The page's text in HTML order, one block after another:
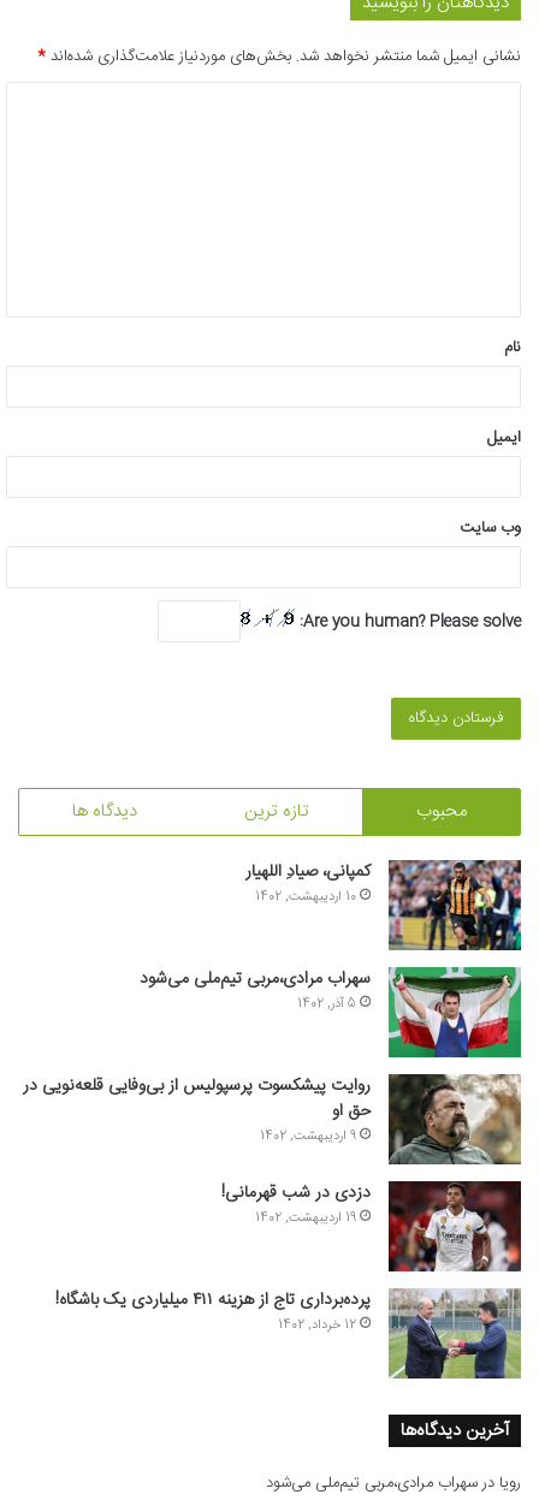
نشانی ایمیل شما منتشر نخواهد شد. بخش‌های موردنیاز علامت‌گذاری شده‌اند*
*
نام
ایمیل
وب‌ سایت
Are you human? Please solve:
محبوب تازه ترین دیدگاه ها
کمپانی، صیادِ اللهیار
10 اردیبهشت, 1402
سهراب مرادی،مربی تیم‌ملی می‌شود
5 آذر, 1402
روایت پیشکسوت پرسپولیس از بی‌وفایی قلعه‌نویی در
حق او
9 اردیبهشت, 1402
دزدی در شب قهرمانی!
19 اردیبهشت, 1402
پرده‌برداری تاج از هزینه ۴۱۱ میلیاردی یک باشگاه!
12 خرداد, 1402
آخرین دیدگاه‌ها
رویا درسهراب مرادی،مربی تیم‌ملی می‌شود